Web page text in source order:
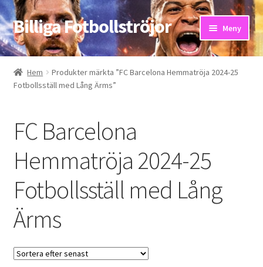
Hoppa
till
navigering
Hoppa
till
innehåll
Billiga Fotbollströjor Meny
Hem
Bloggar
Kontakta oss
Mitt konto
Hem
Produkter märkta ”FC Barcelona Hemmatröja 2024-25
Fotbollsställ med Lång Ärms”
FC Barcelona
Hemmatröja 2024-25
Fotbollsställ med Lång
Ärms